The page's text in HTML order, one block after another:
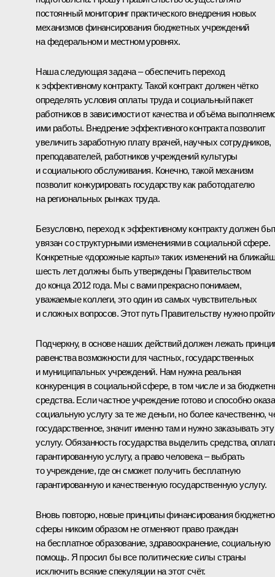
постоянный мониторинг практического внедрения новых
механизмов финансирования бюджетных учреждений
на федеральном и местном уровнях.
Наша следующая задача – обеспечить переход
к эффективному контракту. Такой контракт должен чётко
определять условия оплаты труда и социальный пакет
работников в зависимости от качества и объёма
ими работы. Внедрение эффективного контракта позволит
увеличить заработную плату врачей, научных сотрудников,
преподавателей, работников учреждений культуры
и социального обслуживания. Конечно, такой механизм
позволит конкурировать государству как работодателю
на региональных рынках труда.
Безусловно, переход к эффективному контракту должен
увязан со структурными изменениями в социальной сфере.
Конкретные «дорожные карты» таких изменений на
шесть лет должны быть утверждены Правительством
до конца 2012 года. Мы с вами прекрасно понимаем,
уважаемые коллеги, это один из самых чувствительных
и сложных вопросов. Этот путь Правительству нужно
Подчеркну, в основе наших действий должен лежать
равенства возможности для частных, государственных
и муниципальных учреждений. Нам нужна реальная
конкуренция в социальной сфере, в том числе и за
средства. Если частное учреждение готово и способно
социальную услугу за те же деньги, но более качественно,
государственное, значит именно там и нужно заказывать эту
услугу. Обязанность государства выделить средства,
гарантированную услугу, а право человека – выбрать
то учреждение, где он сможет получить бесплатную
гарантированную и качественную государственную услугу.
Вновь повторю, новые принципы финансирования
сферы никоим образом не отменяют право граждан
на бесплатное образование, здравоохранение, социальную
помощь. Я просил бы все политические силы страны
исключить всякие спекуляции на этот счёт.